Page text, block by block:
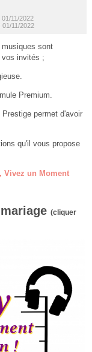
01/11/2022
01/11/2022
sont
vos invités ;
Premium.
permet d'avoir
qu'il vous propose
Vivez un Moment
(cliquer